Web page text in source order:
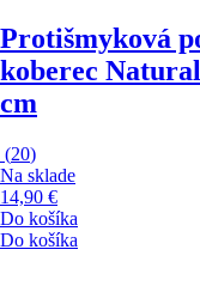
Protišmyková
koberec
cm
(20)
Na sklade
14,90 €
Do košíka
Do košíka